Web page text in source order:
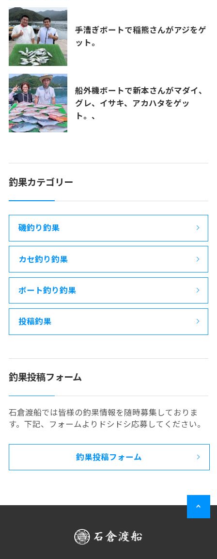
手漕ぎボートで稲熊さんがアジをゲ
ット。
船外機ボートで新本さんがマダイ、
グレ、イサキ、アカハタをゲッ
ト。、
釣果カテゴリー
磯釣り釣果
カセ釣り釣果
ボート釣り釣果
投稿釣果
釣果投稿フォーム
石倉渡船では皆様の釣果情報を随時募集しておりま
す。下記、フォームよりドシドシ応募してください。
釣果投稿フォーム